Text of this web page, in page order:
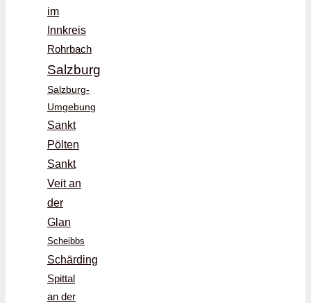
im
Innkreis
Rohrbach
Salzburg
Salzburg-
Umgebung
Sankt
Pölten
Sankt
Veit an
der
Glan
Scheibbs
Schärding
Spittal
an der